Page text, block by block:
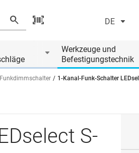
DE
Werkzeuge und
Befestigungstechnik
Funkdimmschalter 1-Kanal-Funk-Schalter
S-